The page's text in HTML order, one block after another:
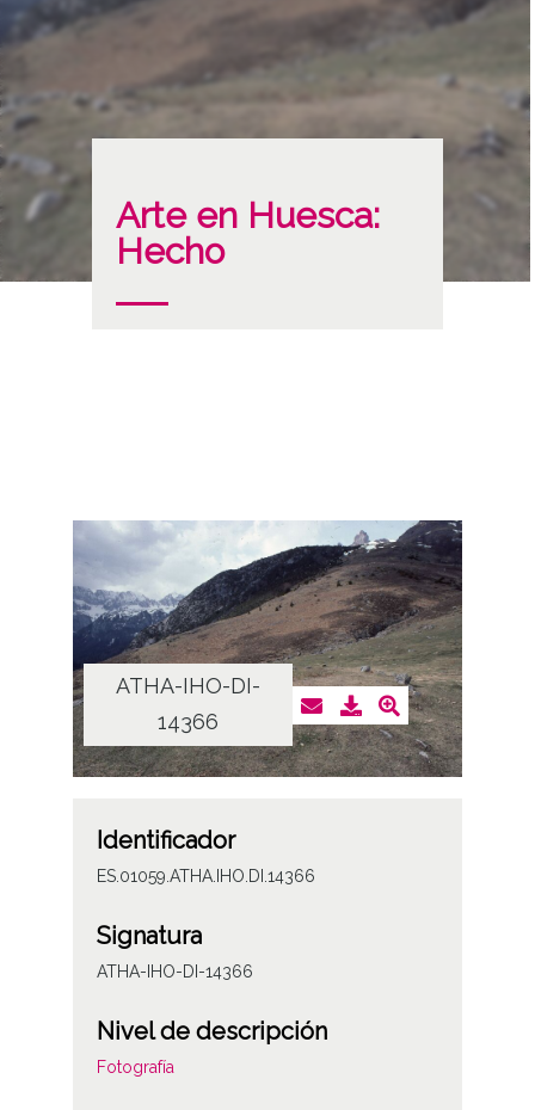
Arte en Huesca:
Hecho
ATHA-IHO-DI-
14366
Identificador
ES.01059.ATHA.IHO.DI.14366
Signatura
ATHA-IHO-DI-14366
Nivel de descripción
Fotografía